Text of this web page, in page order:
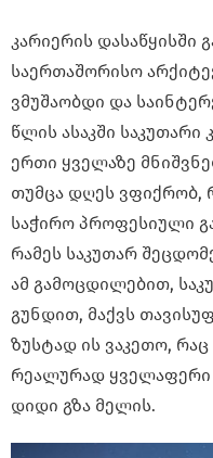
კარიერის
საერთაშორისო
ვმუშაობდი და
წლის ასაკში საკუთარი
ერთი ყველაზე
თუმცა დღეს ვფიქრობ,
საჭირო პროფესიული
რამეს საკუთარ
ამ გამოცდილებით,
გუნდით, მაქვს
ზუსტად ის ვაკეთო,
რეალურად ყველაფერი
დიდი გზა მელის.